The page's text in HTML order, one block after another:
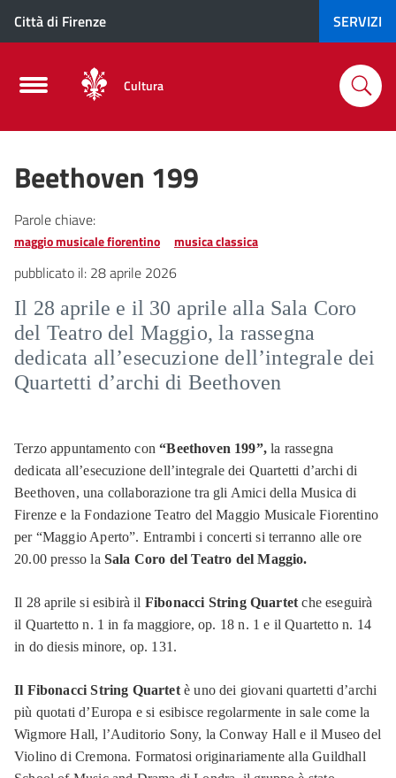
Città di Firenze SERVIZI
Cultura
Beethoven 199
Parole chiave:
maggio musicale fiorentino musica classica
pubblicato il: 28 aprile 2026
Il 28 aprile e il 30 aprile alla Sala Coro
del Teatro del Maggio, la rassegna
dedicata all’esecuzione dell’integrale dei
Quartetti d’archi di Beethoven
Terzo appuntamento con“Beethoven 199”, la rassegna
dedicata all’esecuzione dell’integrale dei Quartetti d’archi di
Beethoven, una collaborazione tra gli Amici della Musica di
Firenze e la Fondazione Teatro del Maggio Musicale Fiorentino
per “Maggio Aperto”. Entrambi i concerti si terranno alle ore
20.00 presso la Sala Coro del Teatro del Maggio.
Il 28 aprile si esibirà il Fibonacci String Quartetche eseguirà
il Quartetto n. 1 in fa maggiore, op. 18 n. 1 e il Quartetto n. 14
in do diesis minore, op. 131.
Il Fibonacci String Quartetè uno dei giovani quartetti d’archi
più quotati d’Europa e si esibisce regolarmente in sale come la
Wigmore Hall, l’Auditorio Sony, la Conway Hall e il Museo del
Violino di Cremona. Formatosi originariamente alla Guildhall